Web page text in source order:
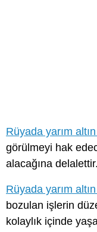
Rüyada yarım
görülmeyi hak
alacağına delalettir.
Rüyada yarım
bozulan işlerin
kolaylık içinde